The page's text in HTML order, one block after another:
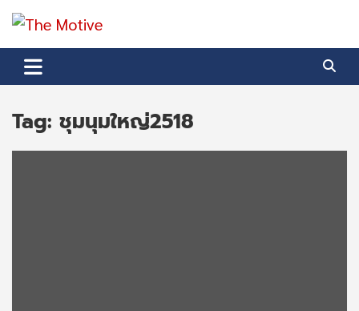
The Motive
Tag: ชุมนุมใหญ่2518